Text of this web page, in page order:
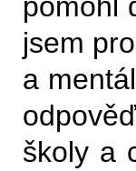
jsem
a
školy a